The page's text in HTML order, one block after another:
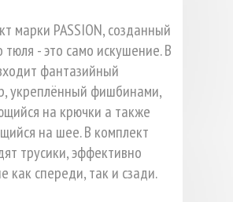
марки PASSION, созданный
тюля - это само искушение. В
фантазийный
укреплённый фишбинами,
на крючки а также
на шее. В комплект
трусики, эффективно
как спереди, так и сзади.